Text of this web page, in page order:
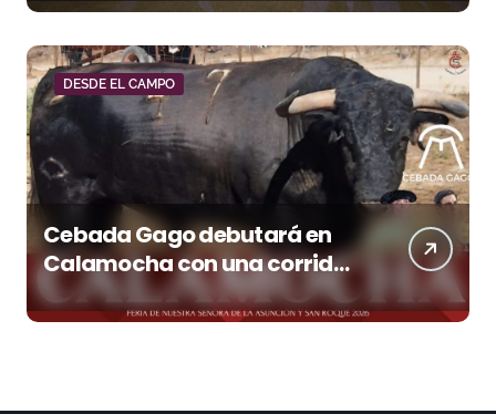
DESDE EL CAMPO
Cebada Gago debutará en
Calamocha con una corrida
de imponente presencia